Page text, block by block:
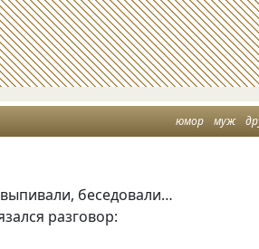
юмор муж
беседовали…
разговор: